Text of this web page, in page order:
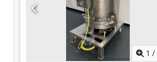
1 /